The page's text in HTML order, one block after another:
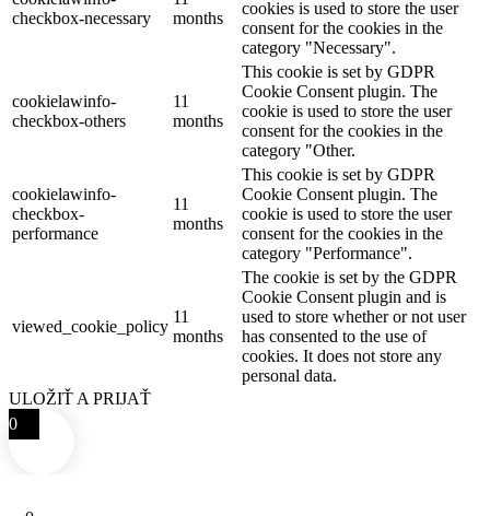
checkbox-necessary
months
cookies is used to store the user
consent for the cookies in the
category "Necessary".
cookielawinfo-
checkbox-others
11
months
This cookie is set by GDPR
Cookie Consent plugin. The
cookie is used to store the user
consent for the cookies in the
category "Other.
cookielawinfo-
checkbox-
performance
11
months
This cookie is set by GDPR
Cookie Consent plugin. The
cookie is used to store the user
consent for the cookies in the
category "Performance".
viewed_cookie_policy
11
months
The cookie is set by the GDPR
Cookie Consent plugin and is
used to store whether or not user
has consented to the use of
cookies. It does not store any
personal data.
ULOŽIŤ A PRIJAŤ
0